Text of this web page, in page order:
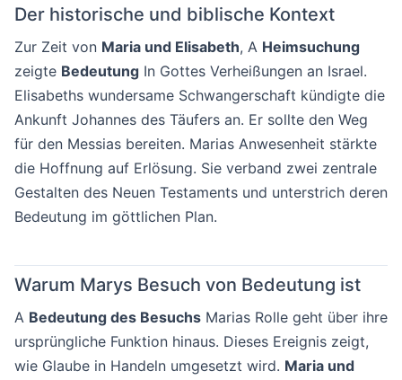
Der historische und biblische Kontext
Zur Zeit von Maria und Elisabeth, A Heimsuchung
zeigte Bedeutung In Gottes Verheißungen an Israel.
Elisabeths wundersame Schwangerschaft kündigte die
Ankunft Johannes des Täufers an. Er sollte den Weg
für den Messias bereiten. Marias Anwesenheit stärkte
die Hoffnung auf Erlösung. Sie verband zwei zentrale
Gestalten des Neuen Testaments und unterstrich deren
Bedeutung im göttlichen Plan.
Warum Marys Besuch von Bedeutung ist
A Bedeutung des Besuchs Marias Rolle geht über ihre
ursprüngliche Funktion hinaus. Dieses Ereignis zeigt,
wie Glaube in Handeln umgesetzt wird. Maria und